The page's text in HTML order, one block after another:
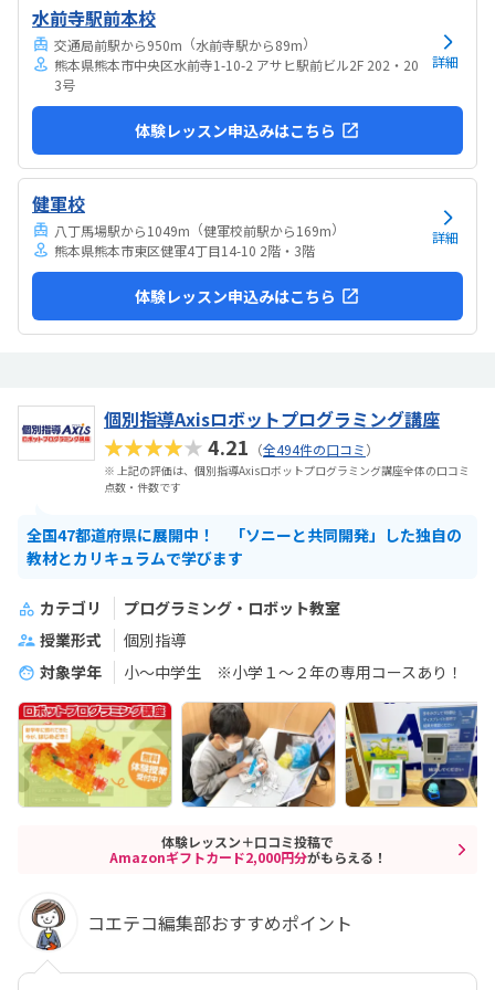
水前寺駅前本校
交通局前駅から950m （水前寺駅から89m）
熊本県熊本市中央区水前寺1-10-2 アサヒ駅前ビル2F 202・20
3号
詳細
体験レッスン申込みはこちら
健軍校
八丁馬場駅から1049m （健軍校前駅から169m）
熊本県熊本市東区健軍4丁目14-10 2階・3階
詳細
体験レッスン申込みはこちら
個別指導Axisロボットプログラミング講座
★★★★★4.21 （全494件の口コミ）
※ 上記の評価は、個別指導Axisロボットプログラミング講座全体の口コミ
点数・件数です
全国47都道府県に展開中！ 「ソニーと共同開発」した独自の
教材とカリキュラムで学びます
カテゴリ
プログラミング・ロボット教室
授業形式
個別指導
対象学年
小～中学生 ※小学１～２年の専用コースあり！
体験レッスン＋口コミ投稿で
Amazonギフトカード2,000円分がもらえる！
コエテコ編集部おすすめポイント